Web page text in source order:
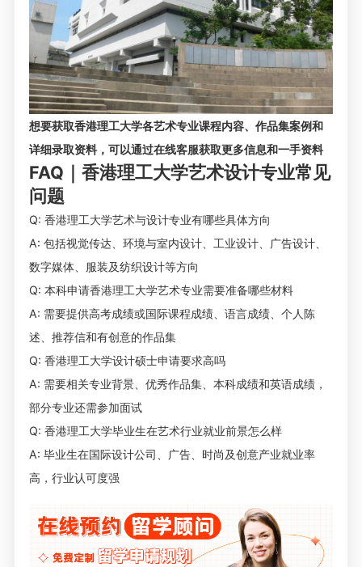
想要获取香港理工大学各艺术专业课程内容、作品集案例和
详细录取资料，可以通过在线客服获取更多信息和一手资料
FAQ｜香港理工大学艺术设计专业常见
问题
Q: 香港理工大学艺术与设计专业有哪些具体方向
A: 包括视觉传达、环境与室内设计、工业设计、广告设计、
数字媒体、服装及纺织设计等方向
Q: 本科申请香港理工大学艺术专业需要准备哪些材料
A: 需要提供高考成绩或国际课程成绩、语言成绩、个人陈
述、推荐信和有创意的作品集
Q: 香港理工大学设计硕士申请要求高吗
A: 需要相关专业背景、优秀作品集、本科成绩和英语成绩，
部分专业还需参加面试
Q: 香港理工大学毕业生在艺术行业就业前景怎么样
A: 毕业生在国际设计公司、广告、时尚及创意产业就业率
高，行业认可度强